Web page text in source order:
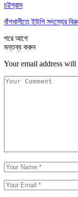
চট্টগ্রাম
বাঁশখালীতে ইউপি সদস্যের
পরেআগে
মন্তব্য করুন
Your email address will